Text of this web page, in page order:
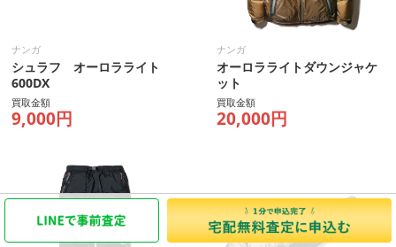
ナンガ
シュラフ オーロラライト
600DX
買取金額
9,000円
ナンガ
オーロラライトダウンジャケ
ット
買取金額
20,000円